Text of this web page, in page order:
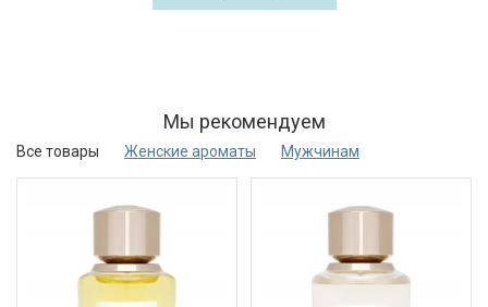
Мы рекомендуем
Все товары Женские ароматы Мужчинам